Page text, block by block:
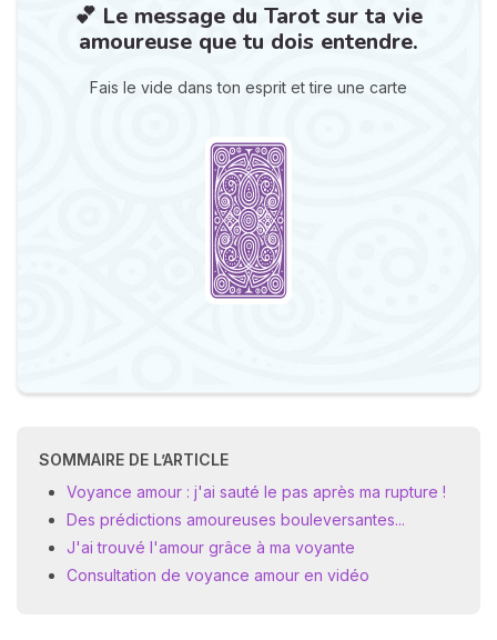
💕 Le message du Tarot sur ta vie
amoureuse que tu dois entendre.
Fais le vide dans ton esprit et tire une carte
SOMMAIRE DE L’ARTICLE
Voyance amour : j'ai sauté le pas après ma rupture !
Des prédictions amoureuses bouleversantes...
J'ai trouvé l'amour grâce à ma voyante
Consultation de voyance amour en vidéo